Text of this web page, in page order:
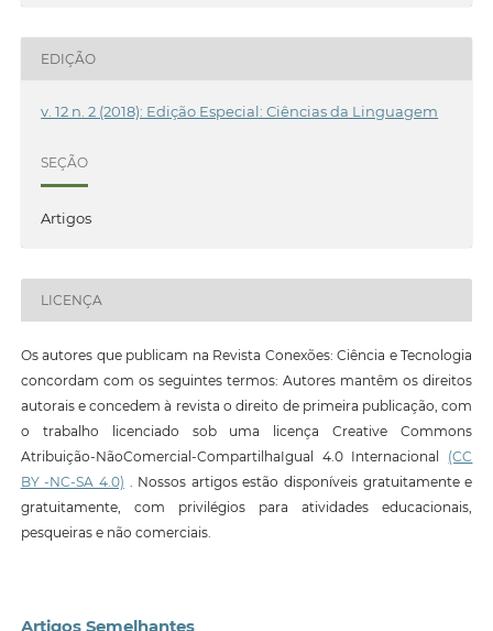
EDIÇÃO
v. 12 n. 2 (2018): Edição Especial: Ciências da Linguagem
SEÇÃO
Artigos
LICENÇA
Os autores que publicam na Revista Conexões: Ciência e Tecnologia
concordam com os seguintes termos: Autores mantêm os direitos
autorais e concedem à revista o direito de primeira publicação, com
o trabalho licenciado sob uma licença Creative Commons
Atribuição-NãoComercial-CompartilhaIgual 4.0 Internacional (CC
BY -NC-SA 4.0) . Nossos artigos estão disponíveis gratuitamente e
gratuitamente, com privilégios para atividades educacionais,
pesqueiras e não comerciais.
Artigos Semelhantes